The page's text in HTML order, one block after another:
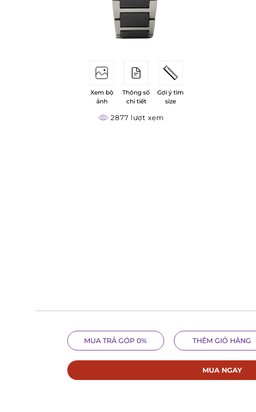
Xem bộ
ảnh
Thông số
chi tiết
Gợi ý tìm
size
2877 lượt xem
MUA TRẢ GÓP 0% THÊM GIỎ HÀNG
MUA NGAY